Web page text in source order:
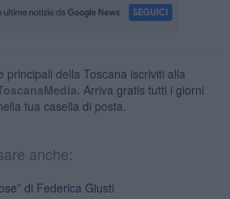
principali della Toscana iscriviti alla
Arriva gratis tutti i giorni
tua casella di posta.
anche:
di Federica Giusti